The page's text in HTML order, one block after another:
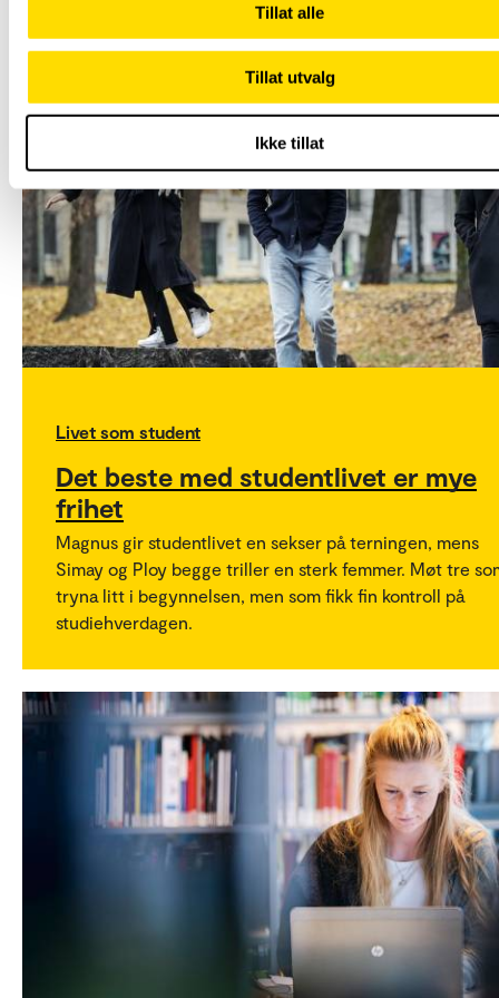
Tillat alle
Tillat utvalg
Ikke tillat
Livet som student
Det beste med studentlivet er mye
frihet
Magnus gir studentlivet en sekser på terningen, mens
Simay og Ploy begge triller en sterk femmer. Møt tre
tryna litt i begynnelsen, men som fikk fin kontroll på
studiehverdagen.